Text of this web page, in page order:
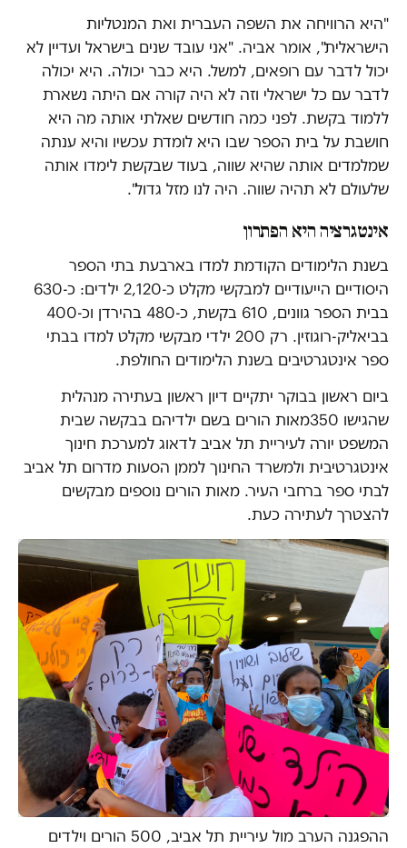
"היא הרוויחה את השפה העברית ואת המנטליות
הישראלית", אומר אביה. "אני עובד שנים בישראל ועדיין לא
יכול לדבר עם רופאים, למשל. היא כבר יכולה. היא יכולה
לדבר עם כל ישראלי וזה לא היה קורה אם היתה נשארת
ללמוד בקשת. לפני כמה חודשים שאלתי אותה מה היא
חושבת על בית הספר שבו היא לומדת עכשיו והיא ענתה
שמלמדים אותה שהיא שווה, בעוד שבקשת לימדו אותה
שלעולם לא תהיה שווה. היה לנו מזל גדול".
אינטגרציה היא הפתרון
בשנת הלימודים הקודמת למדו בארבעת בתי הספר
היסודיים הייעודיים למבקשי מקלט כ-2,120 ילדים: כ-630
בבית הספר גוונים, 610 בקשת, כ-480 בהירדן וכ-400
בביאליק-רוגוזין. רק 200 ילדי מבקשי מקלט למדו בבתי
ספר אינטגרטיבים בשנת הלימודים החולפת.
ביום ראשון בבוקר יתקיים דיון ראשון בעתירה מנהלית
שהגישו 350מאות הורים בשם ילדיהם בבקשה שבית
המשפט יורה לעיריית תל אביב לדאוג למערכת חינוך
אינטגרטיבית ולמשרד החינוך לממן הסעות מדרום תל אביב
לבתי ספר ברחבי העיר. מאות הורים נוספים מבקשים
להצטרך לעתירה כעת.
ההפגנה הערב מול עיריית תל אביב, 500 הורים וילדים